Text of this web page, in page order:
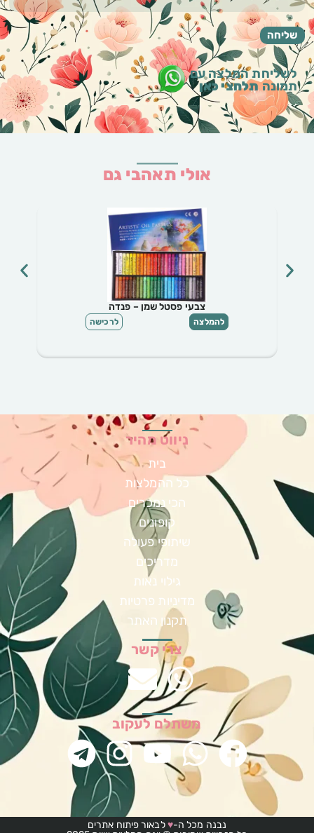
לשליחת המלצה עם
תמונהתלחצי כאן
אולי תאהבי גם
צבעי פסטל שמן – פנדה
להמלצה לרכישה
ניווט מהיר
בית
כל ההמלצות
הכי נמכרים
קופונים
שיתופי פעולה
מדריכים
גילוי נאות
מדיניות פרטיות
תקנון האתר
צרי קשר
משתלם לעקוב
נבנה מכל ה-♥לבאור פיתוח אתרים